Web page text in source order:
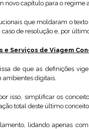
novo capítulo para o regime
que moldaram o
de resolução e, por
e Serviços de Viagem
de que as definições
ambientes digitais.
isso, simplificar os
total deste último
lidando apenas